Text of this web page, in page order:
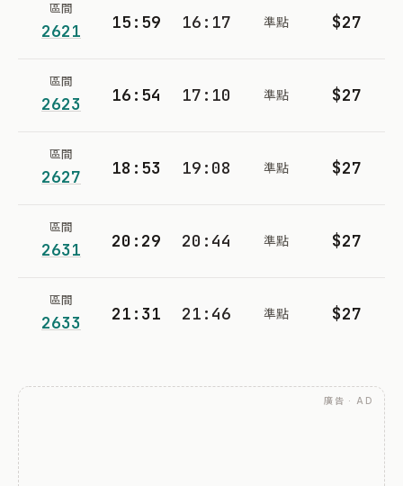
區間
2621 15:59 16:17 準點 $27
區間
2623 16:54 17:10 準點 $27
區間
2627 18:53 19:08 準點 $27
區間
2631 20:29 20:44 準點 $27
區間
2633 21:31 21:46 準點 $27
廣告 · AD